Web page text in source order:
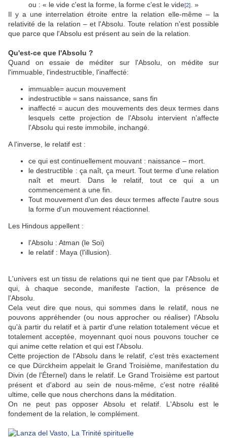
ou : « le vide c'est la forme, la forme c'est le vide[2]
. »
Il y a une interrelation étroite entre la relation elle-même – la
relativité de la relation – et l'Absolu. Toute relation n'est possible
que parce que l'Absolu est présent au sein de la relation.
Qu'est-ce que l'Absolu ?
Quand on essaie de méditer sur l'Absolu, on médite sur
l'immuable, l'indestructible, l'inaffecté:
immuable= aucun mouvement
indestructible = sans naissance, sans fin
inaffecté = aucun des mouvements des deux termes dans
lesquels cette projection de l'Absolu intervient n'affecte
l'Absolu qui reste immobile, inchangé.
A l'inverse, le relatif est :
ce qui est continuellement mouvant : naissance – mort.
le destructible : ça naît, ça meurt. Tout terme d'une relation
naît et meurt. Dans le relatif, tout ce qui a un
commencement a une fin.
Tout mouvement d'un des deux termes affecte l'autre sous
la forme d'un mouvement réactionnel.
Les Hindous appellent :
l'Absolu : Atman (le Soi)
le relatif : Maya (l'illusion).
L'univers est un tissu de relations qui ne tient que par l'Absolu et
qui, à chaque seconde, manifeste l'action, la présence de
l'Absolu.
Cela veut dire que nous, qui sommes dans le relatif, nous ne
pouvons appréhender (ou nous approcher ou réaliser) l'Absolu
qu'à partir du relatif et à partir d'une relation totalement vécue et
totalement acceptée, moyennant quoi nous pouvons toucher ce
qui anime cette relation et qui est l'Absolu.
Cette projection de l'Absolu dans le relatif, c'est très exactement
ce que Dürckheim appelait le Grand Troisième, manifestation du
Divin (de l'Éternel) dans le relatif. Le Grand Troisième est partout
présent et d'abord au sein de nous-même, c'est notre réalité
ultime, celle que nous cherchons dans la méditation.
On ne peut pas opposer Absolu et relatif. L'Absolu est le
fondement de la relation, le complément.